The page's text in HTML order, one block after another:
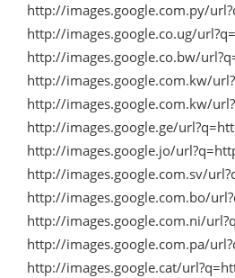
http://images.google.com.py/
http://images.google.co.ug/
http://images.google.co.bw/
http://images.google.com.kw/
http://images.google.com.kw/
http://images.google.ge/
http://images.google.jo/
http://images.google.com.sv/
http://images.google.com.bo/
http://images.google.com.ni/
http://images.google.com.pa/
http://images.google.cat/